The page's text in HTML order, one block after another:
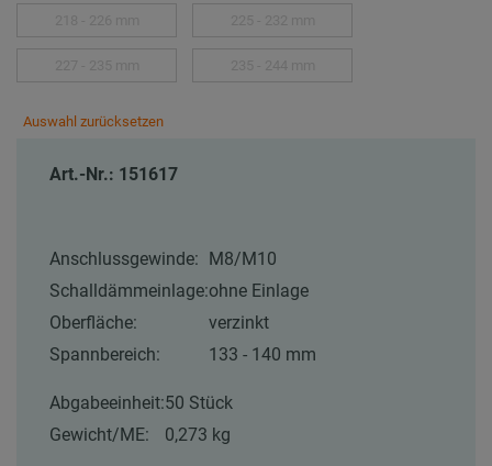
Auswahl zurücksetzen
Art.-Nr.: 151617
Anschlussgewinde:
M8/M10
Schalldämmeinlage:ohne Einlage
Oberfläche:
verzinkt
Spannbereich:
133 - 140 mm
Abgabeeinheit:50 Stück
Gewicht/ME:
0,273 kg